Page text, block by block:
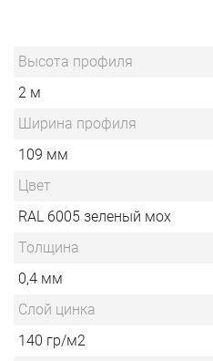
Высота профиля
2 м
Ширина профиля
109 мм
Цвет
RAL 6005 зеленый мох
Толщина
0,4 мм
Слой цинка
140 гр/м2